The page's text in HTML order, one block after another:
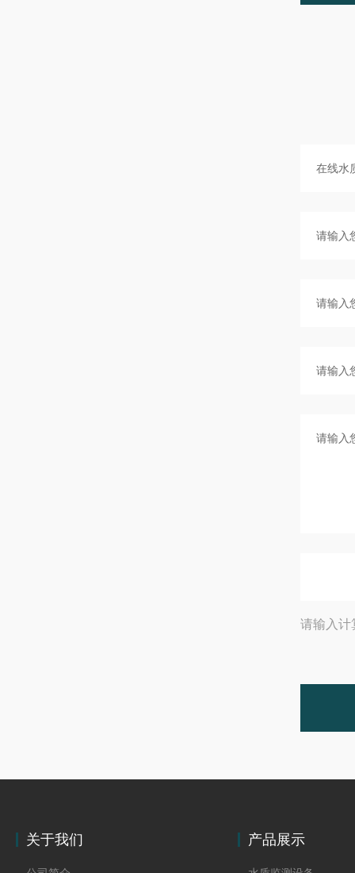
请输入计
关于我们 产品展示